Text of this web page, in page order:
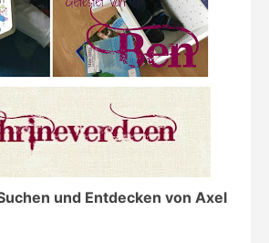
und Entdecken von Axel